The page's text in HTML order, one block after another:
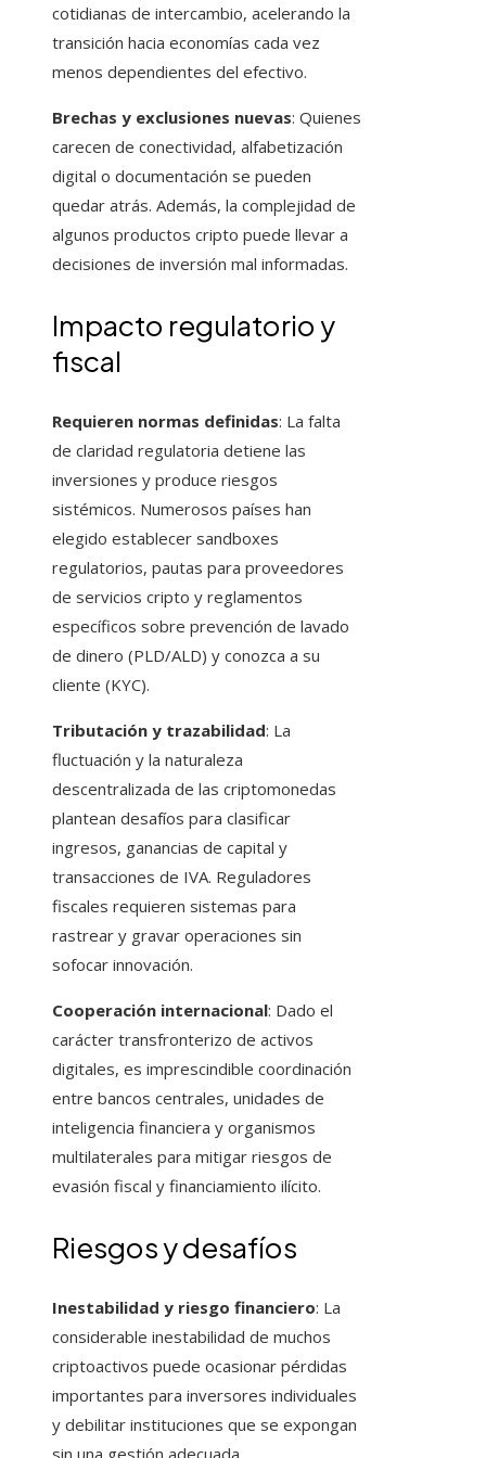
cotidianas de intercambio, acelerando la
transición hacia economías cada vez
menos dependientes del efectivo.
Brechas y exclusiones nuevas: Quienes
carecen de conectividad, alfabetización
digital o documentación se pueden
quedar atrás. Además, la complejidad de
algunos productos cripto puede llevar a
decisiones de inversión mal informadas.
Impacto regulatorio y
fiscal
Requieren normas definidas: La falta
de claridad regulatoria detiene las
inversiones y produce riesgos
sistémicos. Numerosos países han
elegido establecer sandboxes
regulatorios, pautas para proveedores
de servicios cripto y reglamentos
específicos sobre prevención de lavado
de dinero (PLD/ALD) y conozca a su
cliente (KYC).
Tributación y trazabilidad: La
fluctuación y la naturaleza
descentralizada de las criptomonedas
plantean desafíos para clasificar
ingresos, ganancias de capital y
transacciones de IVA. Reguladores
fiscales requieren sistemas para
rastrear y gravar operaciones sin
sofocar innovación.
Cooperación internacional: Dado el
carácter transfronterizo de activos
digitales, es imprescindible coordinación
entre bancos centrales, unidades de
inteligencia financiera y organismos
multilaterales para mitigar riesgos de
evasión fiscal y financiamiento ilícito.
Riesgos y desafíos
Inestabilidad y riesgo financiero: La
considerable inestabilidad de muchos
criptoactivos puede ocasionar pérdidas
importantes para inversores individuales
y debilitar instituciones que se expongan